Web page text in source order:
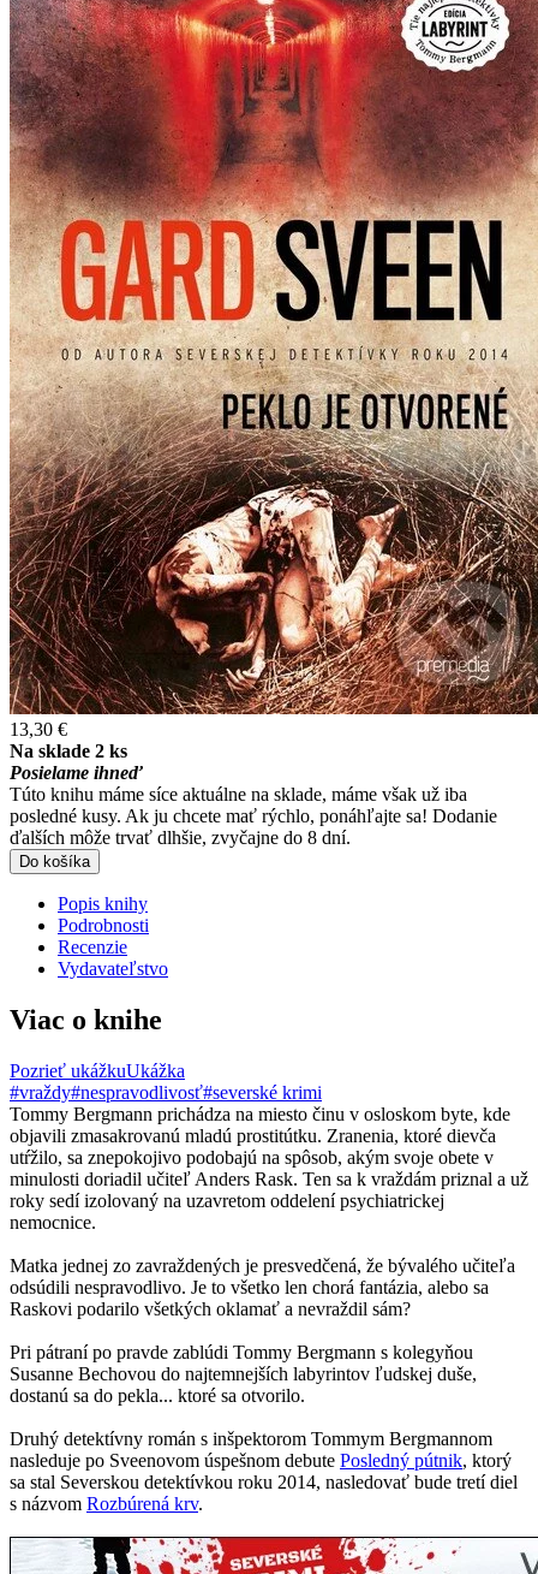
13,30 €
Na sklade 2 ks
Posielame ihneď
Túto knihu máme síce aktuálne na sklade, máme však už iba
posledné kusy. Ak ju chcete mať rýchlo, ponáhľajte sa! Dodanie
ďalších môže trvať dlhšie, zvyčajne do 8 dní.
Do košíka
Popis knihy
Podrobnosti
Recenzie
Vydavateľstvo
Viac o knihe
Pozrieť ukážkuUkážka
#vraždy#nespravodlivosť#severské krimi
Tommy Bergmann prichádza na miesto činu v osloskom byte, kde
objavili zmasakrovanú mladú prostitútku. Zranenia, ktoré dievča
utŕžilo, sa znepokojivo podobajú na spôsob, akým svoje obete v
minulosti doriadil učiteľ Anders Rask. Ten sa k vraždám priznal a už
roky sedí izolovaný na uzavretom oddelení psychiatrickej
nemocnice.
Matka jednej zo zavraždených je presvedčená, že bývalého učiteľa
odsúdili nespravodlivo. Je to všetko len chorá fantázia, alebo sa
Raskovi podarilo všetkých oklamať a nevraždil sám?
Pri pátraní po pravde zablúdi Tommy Bergmann s kolegyňou
Susanne Bechovou do najtemnejších labyrintov ľudskej duše,
dostanú sa do pekla... ktoré sa otvorilo.
Druhý detektívny román s inšpektorom Tommym Bergmannom
nasleduje po Sveenovom úspešnom debute Posledný pútnik, ktorý
sa stal Severskou detektívkou roku 2014, nasledovať bude tretí diel
s názvom Rozbúrená krv.